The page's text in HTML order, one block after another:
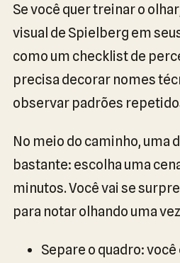
Se você quer treinar o
visual de Spielberg em
como um checklist de
precisa decorar nomes
observar padrões
No meio do caminho, uma
bastante: escolha uma
minutos. Você vai se
para notar olhando uma
Separe o quadro: